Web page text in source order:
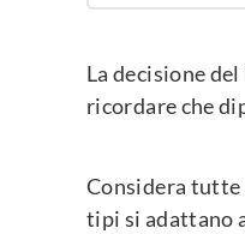
La decisione
ricordare che
Considera
tipi si adattano